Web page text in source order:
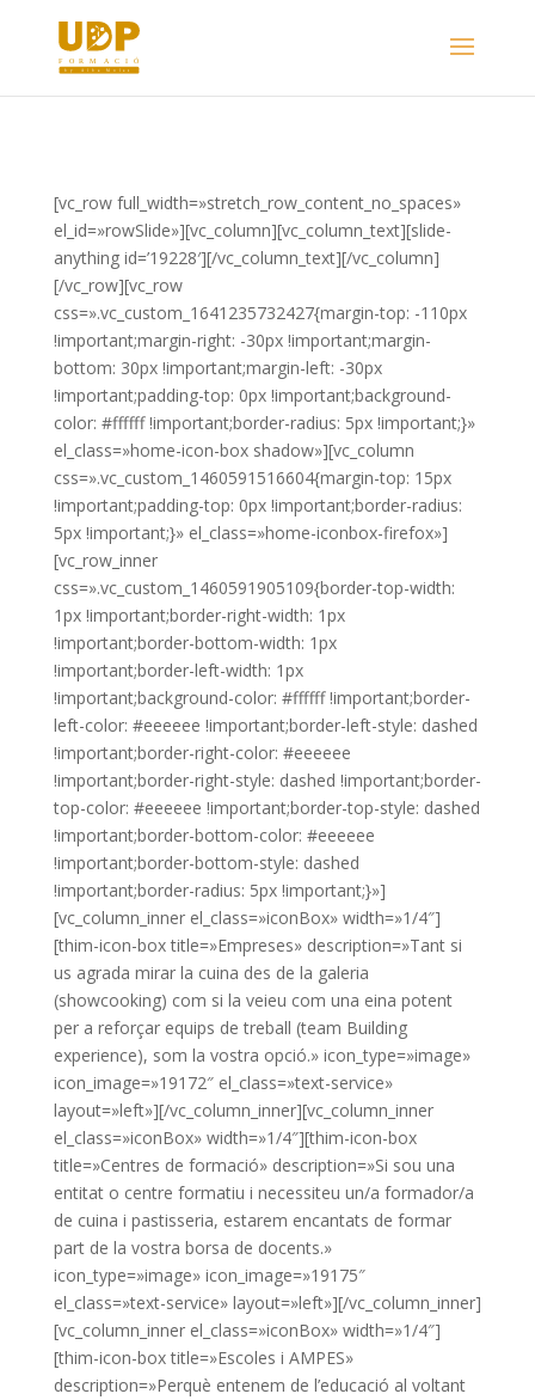
[vc_row full_width=»stretch_row_content_no_spaces»
el_id=»rowSlide»][vc_column][vc_column_text][slide-
anything id=’19228′][/vc_column_text][/vc_column]
[/vc_row][vc_row
css=».vc_custom_1641235732427{margin-top: -110px
!important;margin-right: -30px !important;margin-
bottom: 30px !important;margin-left: -30px
!important;padding-top: 0px !important;background-
color: #ffffff !important;border-radius: 5px !important;}»
el_class=»home-icon-box shadow»][vc_column
css=».vc_custom_1460591516604{margin-top: 15px
!important;padding-top: 0px !important;border-radius:
5px !important;}» el_class=»home-iconbox-firefox»]
[vc_row_inner
css=».vc_custom_1460591905109{border-top-width:
1px !important;border-right-width: 1px
!important;border-bottom-width: 1px
!important;border-left-width: 1px
!important;background-color: #ffffff !important;border-
left-color: #eeeeee !important;border-left-style: dashed
!important;border-right-color: #eeeeee
!important;border-right-style: dashed !important;border-
top-color: #eeeeee !important;border-top-style: dashed
!important;border-bottom-color: #eeeeee
!important;border-bottom-style: dashed
!important;border-radius: 5px !important;}»]
[vc_column_inner el_class=»iconBox» width=»1/4″]
[thim-icon-box title=»Empreses» description=»Tant si
us agrada mirar la cuina des de la galeria
(showcooking) com si la veieu com una eina potent
per a reforçar equips de treball (team Building
experience), som la vostra opció.» icon_type=»image»
icon_image=»19172″ el_class=»text-service»
layout=»left»][/vc_column_inner][vc_column_inner
el_class=»iconBox» width=»1/4″][thim-icon-box
title=»Centres de formació» description=»Si sou una
entitat o centre formatiu i necessiteu un/a formador/a
de cuina i pastisseria, estarem encantats de formar
part de la vostra borsa de docents.»
icon_type=»image» icon_image=»19175″
el_class=»text-service» layout=»left»][/vc_column_inner]
[vc_column_inner el_class=»iconBox» width=»1/4″]
[thim-icon-box title=»Escoles i AMPES»
description=»Perquè entenem de l’educació al voltant